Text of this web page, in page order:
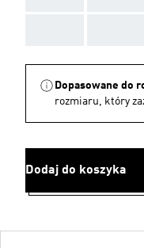
Dopasowane do
rozmiaru, który
Dodaj do koszyka